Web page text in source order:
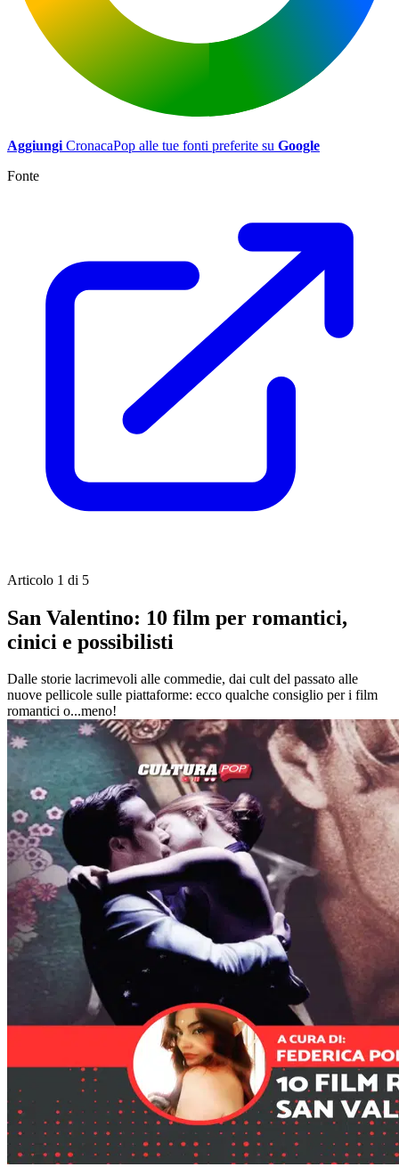
Aggiungi CronacaPop alle tue fonti preferite su Google
Fonte
Articolo 1 di 5
San Valentino: 10 film per romantici,
cinici e possibilisti
Dalle storie lacrimevoli alle commedie, dai cult del passato alle
nuove pellicole sulle piattaforme: ecco qualche consiglio per i film
romantici o...meno!